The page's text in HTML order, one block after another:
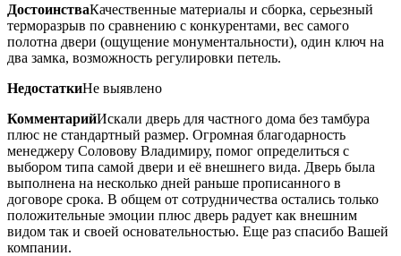
ДостоинстваКачественные материалы и сборка, серьезный
терморазрыв по сравнению с конкурентами, вес самого
полотна двери (ощущение монументальности), один ключ на
два замка, возможность регулировки петель.
НедостаткиНе выявлено
КомментарийИскали дверь для частного дома без тамбура
плюс не стандартный размер. Огромная благодарность
менеджеру Соловову Владимиру, помог определиться с
выбором типа самой двери и её внешнего вида. Дверь была
выполнена на несколько дней раньше прописанного в
договоре срока. В общем от сотрудничества остались только
положительные эмоции плюс дверь радует как внешним
видом так и своей основательностью. Еще раз спасибо Вашей
компании.